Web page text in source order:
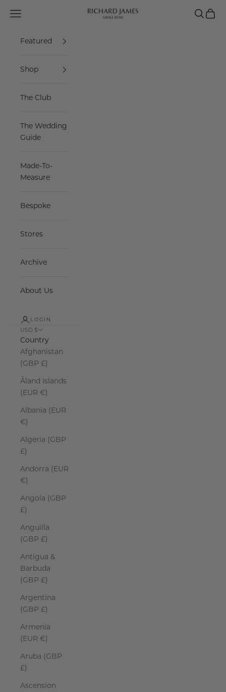
Richard James Savile Row
Navigation menu Search
Cart
Featured
Shop
The Club
The Wedding
Guide
Made-To-
Measure
Bespoke
Stores
Archive
About Us
LOGIN
USD $
Country
Afghanistan
(GBP £)
Åland Islands
(EUR €)
Albania (EUR
€)
Algeria (GBP
£)
Andorra (EUR
€)
Angola (GBP
£)
Anguilla
(GBP £)
Antigua &
Barbuda
(GBP £)
Argentina
(GBP £)
Armenia
(EUR €)
Aruba (GBP
£)
Ascension